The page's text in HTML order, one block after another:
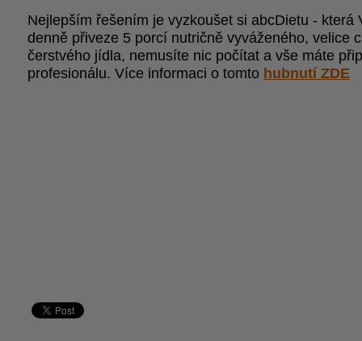
Nejlepším řešením je vyzkoušet si abcDietu - která
denně přiveze 5 porcí nutričně vyváženého, velice
čerstvého jídla, nemusíte nic počítat a vše máte
profesionálu. Více informaci o tomto hubnutí ZDE